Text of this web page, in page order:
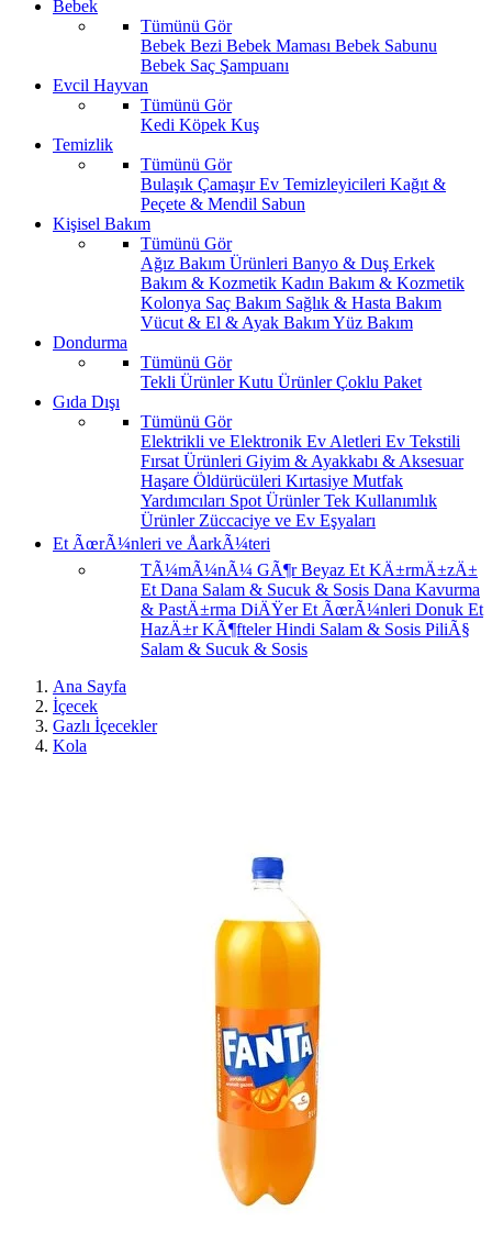
Bebek
Tümünü Gör
Bebek Bezi Bebek Maması Bebek Sabunu
Bebek Saç Şampuanı
Evcil Hayvan
Tümünü Gör
Kedi Köpek Kuş
Temizlik
Tümünü Gör
Bulaşık ÇamaşırEv Temizleyicileri Kağıt &
Peçete & Mendil Sabun
Kişisel Bakım
Tümünü Gör
Ağız Bakım Ürünleri Banyo & Duş Erkek
Bakım & Kozmetik Kadın Bakım & Kozmetik
Kolonya Saç Bakım Sağlık & Hasta Bakım
Vücut & El & Ayak BakımYüz Bakım
Dondurma
Tümünü Gör
Tekli ÜrünlerKutu ÜrünlerÇoklu Paket
Gıda Dışı
Tümünü Gör
Elektrikli ve Elektronik Ev Aletleri Ev Tekstili
Fırsat Ürünleri Giyim & Ayakkabı & Aksesuar
Haşare Öldürücüleri Kırtasiye Mutfak
Yardımcıları Spot ÜrünlerTek Kullanımlık
Ürünler Züccaciye ve Ev Eşyaları
Et ÃœrÃ¼nleri ve ÅarkÃ¼teri
TÃ¼mÃ¼nÃ¼ GÃ¶rBeyaz Et KÄ±rmÄ±zÄ±
Et Dana Salam & Sucuk & Sosis Dana Kavurma
& PastÄ±rma DiÄŸer Et ÃœrÃ¼nleri Donuk Et
HazÄ±r KÃ¶ftelerHindi Salam & Sosis PiliÃ§
Salam & Sucuk & Sosis
Ana Sayfa
İçecek
Gazlı İçecekler
Kola